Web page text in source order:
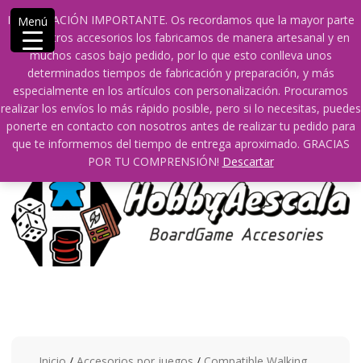
INFORMACIÓN IMPORTANTE. Os recordamos que la mayor parte
de nuestros accesorios los fabricamos de manera artesanal y en
muchos casos bajo pedido, por lo que esto conlleva unos
determinados tiempos de fabricación y preparación, y más
especialmente en los artículos con personalización. Procuramos
realizar los envíos lo más rápido posible, pero si lo necesitas, puedes
ponerte en contacto con nosotros antes de realizar tu pedido para
que te informemos del tiempo de entrega aproximado. GRACIAS
POR TU COMPRENSIÓN! Descartar
Saltar
contenido
609241475 SOLO DE 10:00 a 14:00
info@hobbyaescala.com
San Fernando de Henares
10:00 - 14:00
Mi cuenta
0 0
Menú